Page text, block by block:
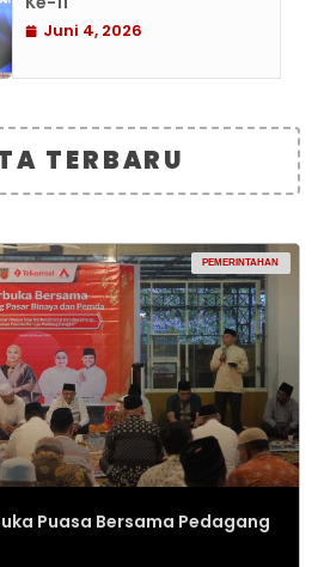
Juni 4, 2026
TERBARU
PEMERINTAHAN
Puasa Bersama Pedagang